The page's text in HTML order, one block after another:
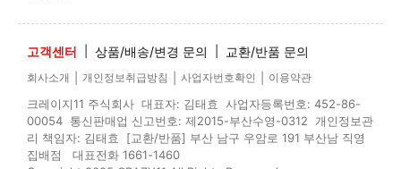
고객센터 상품/배송/변경 문의 교환/반품 문의
회사소개 개인정보취급방침 사업자번호확인 이용약관
크레이지11 주식회사 대표자: 김태효 사업자등록번호: 452-86-
00054 통신판매업 신고번호: 제2015-부산수영-0312 개인정보관
리 책임자: 김태효 [교환/반품] 부산 남구 우암로 191 부산남 직영
집배점 대표전화 1661-1460